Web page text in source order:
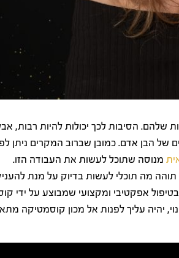
הסיבות לכך יכולות להיות רבות,
של הבן אדם. כמובן שברוב המקרים ניתן
מנוסה שתוכל לעשות את העבודה הזו.
מה תוכלי לעשות בדיוק על מנת
אפקטיבי ומקצועי שמבוצע על ידי
עליך לפנות אל מכון קוסמטיקה